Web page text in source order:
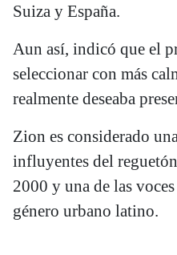
Suiza y España.
Aun así, indicó que el
seleccionar con más
realmente deseaba
Zion es considerado
influyentes del
2000 y una de las
género urbano latino.